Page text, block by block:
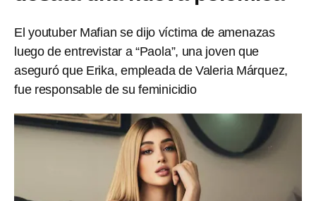
El youtuber Mafian se dijo víctima de amenazas
luego de entrevistar a “Paola”, una joven que
aseguró que Erika, empleada de Valeria Márquez,
fue responsable de su feminicidio